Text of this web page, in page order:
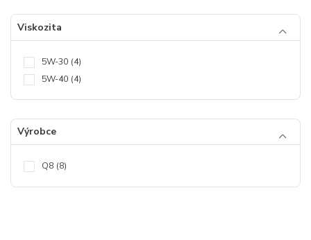
Viskozita
5W-30 (4)
5W-40 (4)
Výrobce
Q8 (8)